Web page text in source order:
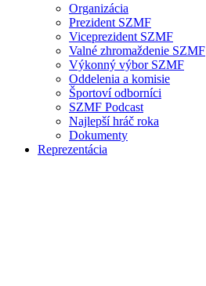
Organizácia
Prezident SZMF
Viceprezident SZMF
Valné zhromaždenie SZMF
Výkonný výbor SZMF
Oddelenia a komisie
Športoví odborníci
SZMF Podcast
Najlepší hráč roka
Dokumenty
Reprezentácia